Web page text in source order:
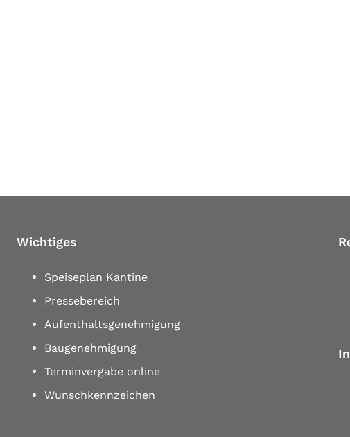
Wichtiges
Speiseplan Kantine
Pressebereich
Aufenthaltsgenehmigung
Baugenehmigung
Terminvergabe online
Wunschkennzeichen